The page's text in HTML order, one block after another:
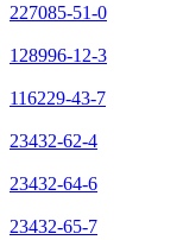
227085-51-0
128996-12-3
116229-43-7
23432-62-4
23432-64-6
23432-65-7